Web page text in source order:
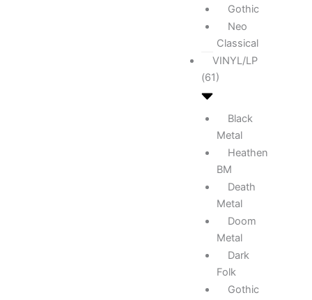
Gothic
Neo
Classical
VINYL/LP
(61)
Black
Metal
Heathen
BM
Death
Metal
Doom
Metal
Dark
Folk
Gothic